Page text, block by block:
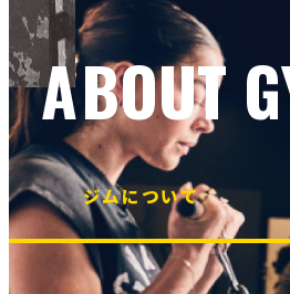
ABOUT
ジムについて